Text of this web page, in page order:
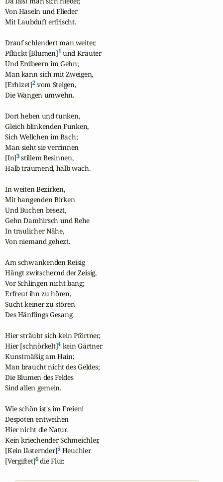
Von Haseln und Flieder
Mit Laubduft erfrischt.
Drauf schlendert man weiter,
Pflückt [Blumen]1 und Kräuter
Und Erdbeern im Gehn;
Man kann sich mit Zweigen,
[Erhizet]2 vom Steigen,
Die Wangen umwehn.
Dort heben und tunken,
Gleich blinkenden Funken,
Sich Wellchen im Bach;
Man sieht sie verrinnen
[In]3 stillem Besinnen,
Halb träumend, halb wach.
In weiten Bezirken,
Mit hangenden Birken
Und Buchen besezt,
Gehn Damhirsch und Rehe
In traulicher Nähe,
Von niemand gehezt.
Am schwankenden Reisig
Hängt zwitschernd der Zeisig,
Vor Schlingen nicht bang;
Erfreut ihn zu hören,
Sucht keiner zu stören
Des Hänflings Gesang.
Hier sträubt sich kein Pförtner,
Hier [schnörkelt]4 kein Gärtner
Kunstmäßig am Hain;
Man braucht nicht des Geldes;
Die Blumen des Feldes
Sind allen gemein.
Wie schön ist's im Freien!
Despoten entweihen
Hier nicht die Natur.
Kein kriechender Schmeichler,
[Kein lästernder]5 Heuchler
[Vergiftet]6 die Flur.